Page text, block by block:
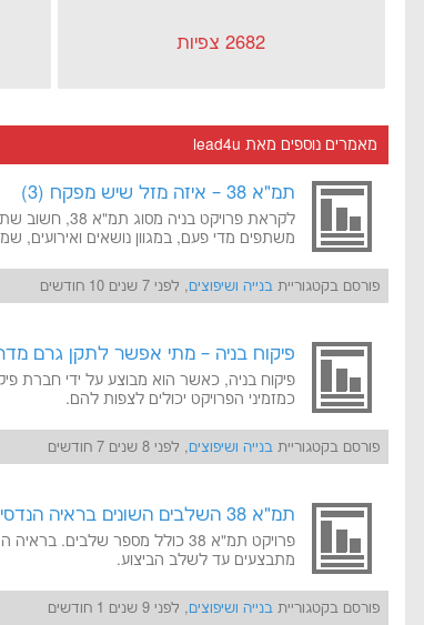
2682 צפיות
מאמרים נוספים מאת lead4u
תמ"א 38 – איזה מזל שיש מפקח (3)
לקראת פרויקט
משתפים מדי פעם, במגוון נושאים ואירועים,
פורסם בקטגוריית בנייה ושיפוצים, לפני 7 שנים 10 חודשים
פיקוח בניה – מתי אפשר לתקן גרם
פיקוח בניה, כאשר הוא מבוצע על ידי חברת
כמזמיני הפרויקט יכולים לצפות להם.
פורסם בקטגוריית בנייה ושיפוצים, לפני 8 שנים 7 חודשים
תמ"א 38 השלבים השונים בראיה הנדסית
פרויקט תמ"א 38 כולל מספר
מתבצעים עד לשלב הביצוע.
פורסם בקטגוריית בנייה ושיפוצים, לפני 9 שנים 1 חודשים